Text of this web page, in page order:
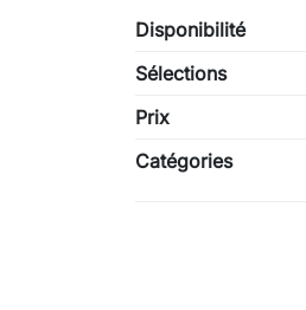
Disponibilité
Sélections
Prix
Catégories